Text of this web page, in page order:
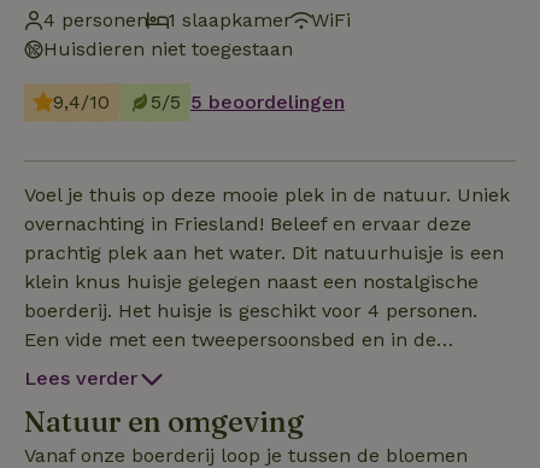
4 personen
1 slaapkamer
WiFi
Huisdieren niet toegestaan
9,4/10 5/5 5 beoordelingen
Voel je thuis op deze mooie plek in de natuur. Uniek
overnachting in Friesland! Beleef en ervaar deze
prachtig plek aan het water. Dit natuurhuisje is een
klein knus huisje gelegen naast een nostalgische
boerderij. Het huisje is geschikt voor 4 personen.
Een vide met een tweepersoonsbed en in de
woonkamer een toffe bedstede voor de kinderen.
hottub (deze hottub is inclusief het
verblijf)Genieten!! Smûk bestaat uit dit
Lees verder
Natuur en omgeving
Vanaf onze boerderij loop je tussen de bloemen